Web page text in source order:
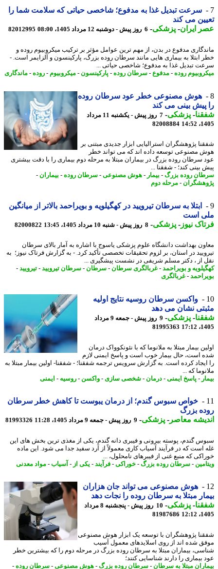
سرعت تبدیل غذا به مدفوع؛ شاخصی حیاتی که سلامت شما را
می کند
ایران- پزشکی-6 روز پیش - دوشنبه 12 مرداد 1405، 08:00 82012995
مدفوع در بدن، از مهم ترین عوامل مؤثر بر ترکیب میکروبیوم روده و
ابتلا به بیماری هایی مانند سرطان روده بزرگ، پارکینسون و آلزایمر است. -
تبدیل غذا به مدفوع؛ شاخصی حیاتی ...
روده-مدفوع-سرطان روده-پارکینسون-میکروبیوم-روده-ماندگاری
هوش مصنوعی خطر عود سرطان روده
پیش بینی می کند
-پزشکی-
7 روز پیش - یکشنبه 11 مرداد
82008884
پژوهشگران استرالیایی ابزار جدیدی مبتنی بر
مصنوعی توسعه داده اند که می تواند خطر
سرطان روده بزرگ در بیماران مبتلا به مرحله دوم بیماری را با دقت بیشتری
بینی کند؛ - شفقنا ...
روده بزرگ- بیمار-هوش مصنوعی-سرطان روده-بیماران-
- مرحله دوم
ابتلا به سرطان تیرویید در کهگیلویه و بویراحمد بالاتر از میانگین
است
نیوز-پزشکی-8 روز پیش - شنبه 10 مرداد 1405، 13:45 82000822
بهداشت دانشگاه علوم پزشکی یاسوج با اشاره به آمار بالای سرطان
در استان، بر لزوم تحقیقات تخصصی تأکید کرد. - به گزارش فرتاک نیوز؛ به
از ، دکتر مسلم شریفی در نشست پیشگیری ...
و بویراحمد -غربالگری سرطان -سرطان -سرطان تیرویید -تیرویید -
-غربالگری
واکسن سرطان روسیه نتایج اولیه
نشان می دهد
-پزشکی-
9 روز پیش - جمعه 9 مرداد
81995363
بیمار مبتلا به ملانوما که با نئونکوواک درمان
است، حال بیمار خوب است و پاسخ ایمنی لازم
کرده است. به گزارش سرویس ترجمه شفقنا؛ - شفقنا- اولین بیمار مبتلا به
که ...
-پاسخ ایمنی-درمان -شخصی سازی- واکسن-روسیه-ایمنی
خواص سبوس گندم؛ از درمان یبوست تا کاهش خطر سرطان
بزرگ
معاصر-پزشکی-9 روز پیش - جمعه 9 مرداد 1405، 11:28 81993326
گندم، پوسته بیرونی و فیبری دانه گندم، یکی از مغذی ترین بخش های این
است که در فرآیند آسیاب کاری معمولاً از آرد سفید جدا می شود. این ماده
که منبع غنی از فیبرهای نامحلول، ...
-سرطان روده بزرگ- خوراکی -فرآیند- یکی از-آسیاب-مواد معدنی
هوش مصنوعی می تواند جان هزاران
مبتلا به سرطان روده را نجات دهد
-پزشکی-
10 روز پیش - پنجشنبه 8 مرداد
81987686
پژوهشگران با توسعه یک ابزار هوش مصنوعی
شده اند از روی اسلایدهای معمول آسیب
بیماران مبتلا به سرطان روده بزرگ در مرحله دوم را که بیشترین خطر
بیماری را دارند شناسایی کنند؛
مبتلا به سرطان -سرطان روده بزرگ- هوش مصنوعی-سرطان روده-